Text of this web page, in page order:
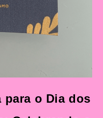
para o Dia dos